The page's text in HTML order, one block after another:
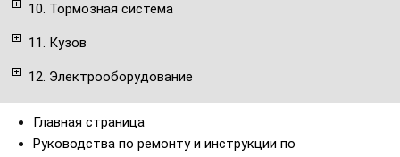
10. Тормозная система
11. Кузов
12. Электрооборудование
Главная страница
Руководства по ремонту и инструкции по